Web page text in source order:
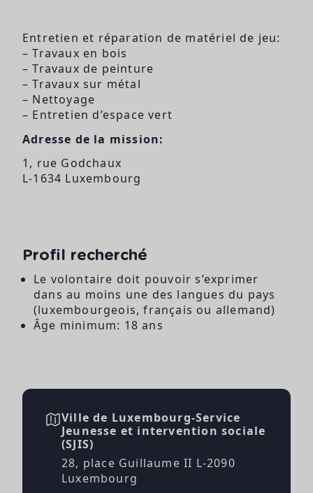
Entretien et réparation de matériel de jeu:
– Travaux en bois
– Travaux de peinture
– Travaux sur métal
– Nettoyage
– Entretien d’espace vert
Adresse de la mission:
1, rue Godchaux
L-1634 Luxembourg
Profil recherché
Le volontaire doit pouvoir s’exprimer
dans au moins une des langues du pays
(luxembourgeois, français ou allemand)
Âge minimum: 18 ans
Ville de Luxembourg-Service
Jeunesse et intervention sociale
(SJIS)
28, place Guillaume II L-2090
Luxembourg